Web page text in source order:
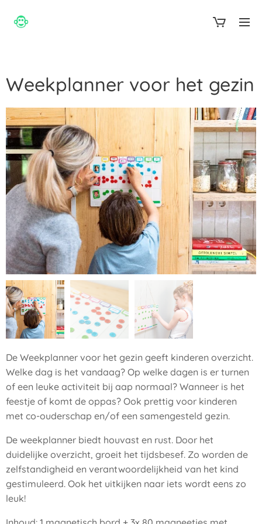
Weekplanner voor het gezin
De Weekplanner voor het gezin geeft kinderen overzicht.
Welke dag is het vandaag? Op welke dagen is er turnen
of een leuke activiteit bij aap normaal? Wanneer is het
feestje of komt de oppas? Ook prettig voor kinderen
met co-ouderschap en/of een samengesteld gezin.
De weekplanner biedt houvast en rust. Door het
duidelijke overzicht, groeit het tijdsbesef. Zo worden de
zelfstandigheid en verantwoordelijkheid van het kind
gestimuleerd. Ook het uitkijken naar iets wordt eens zo
leuk!